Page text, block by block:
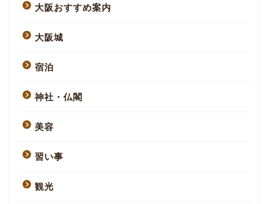
大阪おすすめ案内
大阪城
宿泊
神社・仏閣
美容
習い事
観光